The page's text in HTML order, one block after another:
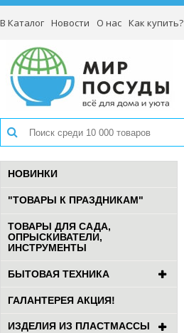
В Каталог Новости О нас Как купить?
НОВИНКИ
"ТОВАРЫ К ПРАЗДНИКАМ"
ТОВАРЫ ДЛЯ САДА,
ОПРЫСКИВАТЕЛИ,
ИНСТРУМЕНТЫ
БЫТОВАЯ ТЕХНИКА
ГАЛАНТЕРЕЯ АКЦИЯ!
ИЗДЕЛИЯ ИЗ ПЛАСТМАССЫ